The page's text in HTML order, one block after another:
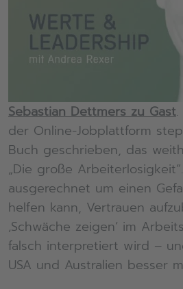
Sebastian Dettmers zu Gast.
der Online-Jobplattform
Buch geschrieben, das
„Die große
ausgerechnet um einen
helfen kann, Vertrauen
‚Schwäche zeigen‘ im
falsch interpretiert wird –
USA und Australien besser